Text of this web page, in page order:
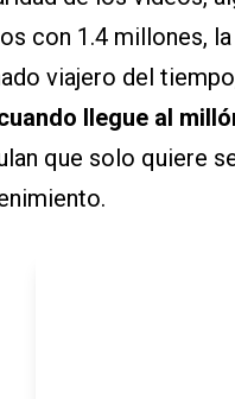
con 1.4 millones,
viajero del
llegue al
que solo quiere